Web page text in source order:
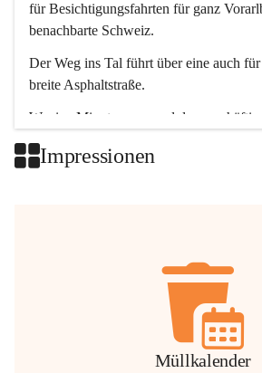
für Besichtigungsfahrten für ganz
benachbarte Schweiz.
Der Weg ins Tal führt über eine auch
breite Asphaltstraße.
Wenige Minuten nur, und das
Impressionen
Müllkalender